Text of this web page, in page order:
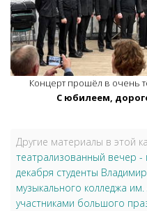
Концерт прошёл в очень
С юбилеем,
Другие материалы в этой
театрализованный вечер -
декабря студенты
музыкального колледжа
участниками большого